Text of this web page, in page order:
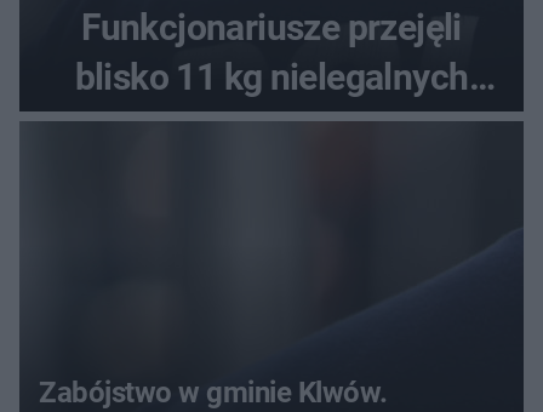
Funkcjonariusze przejęli
blisko 11 kg nielegalnych
substancji
Zabójstwo w gminie Klwów.